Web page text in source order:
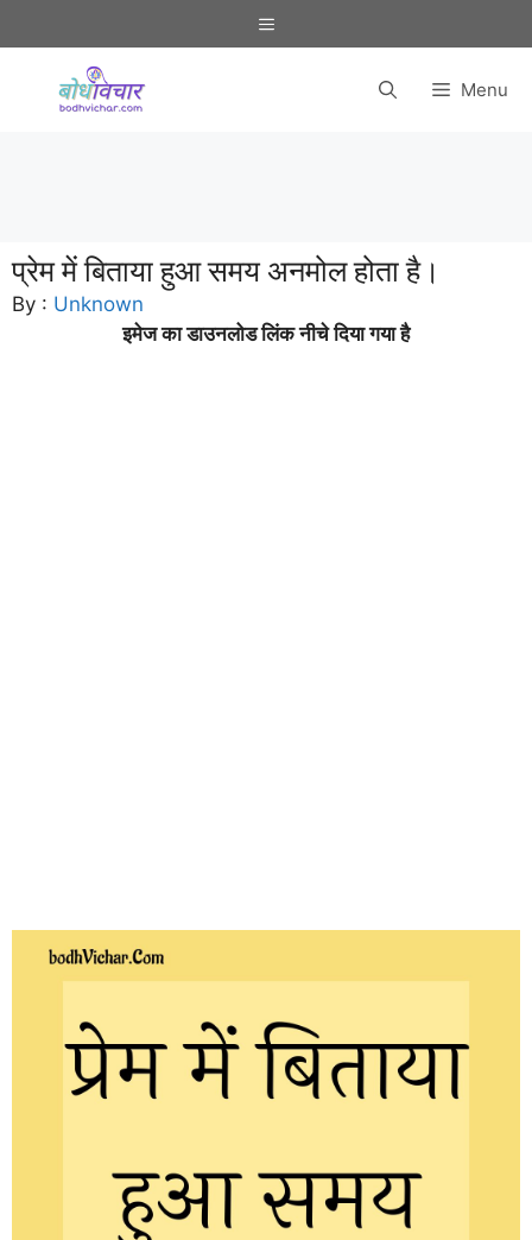
to
Menu
Menu
प्रेम में बिताया हुआ समय अनमोल होता है।
By : Unknown
इमेज का डाउनलोड लिंक नीचे दिया गया है